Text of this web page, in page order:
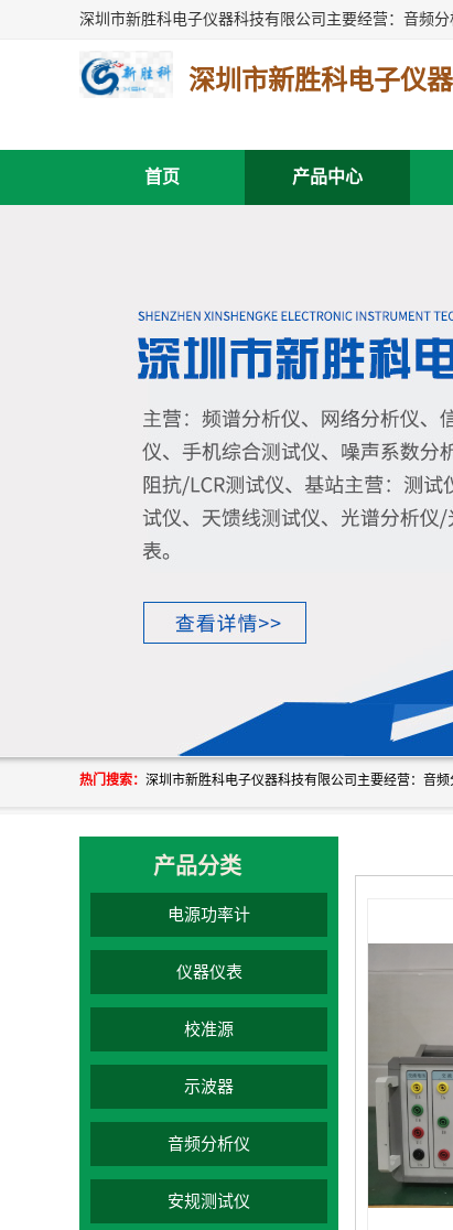
深圳市新胜科电子仪
首页 产品中心
热门搜索：
产品分类
电源功率计
仪器仪表
校准源
示波器
音频分析仪
安规测试仪